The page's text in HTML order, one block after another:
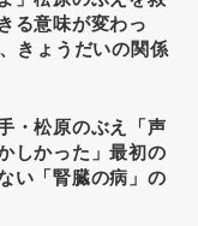
る意味が変わっ
きょうだいの関係
・松原のぶえ「声
しかった」最初の
い「腎臓の病」の